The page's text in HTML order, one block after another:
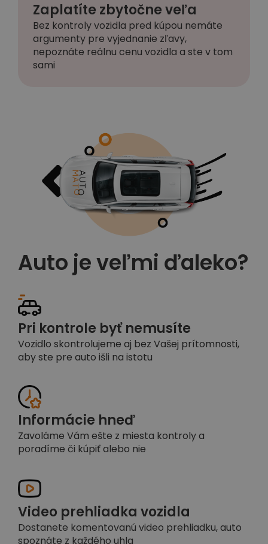
Zaplatíte zbytočne veľa
Bez kontroly vozidla pred kúpou nemáte
argumenty pre vyjednanie zľavy,
nepoznáte reálnu cenu vozidla a ste v tom
sami
Auto je veľmi ďaleko?
Pri kontrole byť nemusíte
Vozidlo skontrolujeme aj bez Vašej prítomnosti,
aby ste pre auto išli na istotu
Informácie hneď
Zavoláme Vám ešte z miesta kontroly a
poradíme či kúpiť alebo nie
Video prehliadka vozidla
Dostanete komentovanú video prehliadku, auto
spoznáte z každého uhla